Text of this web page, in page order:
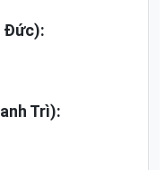
Đức):
Trì):